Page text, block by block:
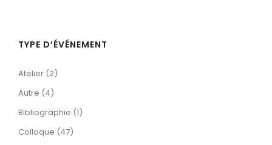
TYPE D’ÉVÉNEMENT
Atelier (2)
Autre (4)
Bibliographie (1)
Colloque (47)